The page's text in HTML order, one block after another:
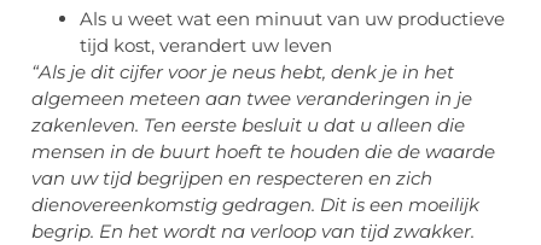
Als u weet wat een minuut van uw productieve
tijd kost, verandert uw leven
“Als je dit cijfer voor je neus hebt, denk je in het
algemeen meteen aan twee veranderingen in je
zakenleven. Ten eerste besluit u dat u alleen die
mensen in de buurt hoeft te houden die de waarde
van uw tijd begrijpen en respecteren en zich
dienovereenkomstig gedragen. Dit is een moeilijk
begrip. En het wordt na verloop van tijd zwakker.